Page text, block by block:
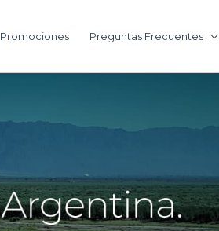
Promociones Preguntas Frecuentes